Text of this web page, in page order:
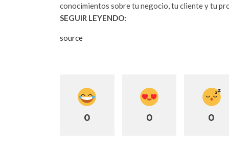
conocimientos sobre tu negocio, tu cliente y tu
SEGUIR LEYENDO:
source
0 0 0